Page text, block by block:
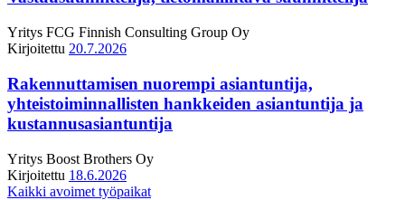
Yritys FCG Finnish Consulting Group Oy
Kirjoitettu 20.7.2026
Rakennuttamisen nuorempi asiantuntija,
yhteistoiminnallisten hankkeiden asiantuntija ja
kustannusasiantuntija
Yritys Boost Brothers Oy
Kirjoitettu 18.6.2026
Kaikki avoimet työpaikat